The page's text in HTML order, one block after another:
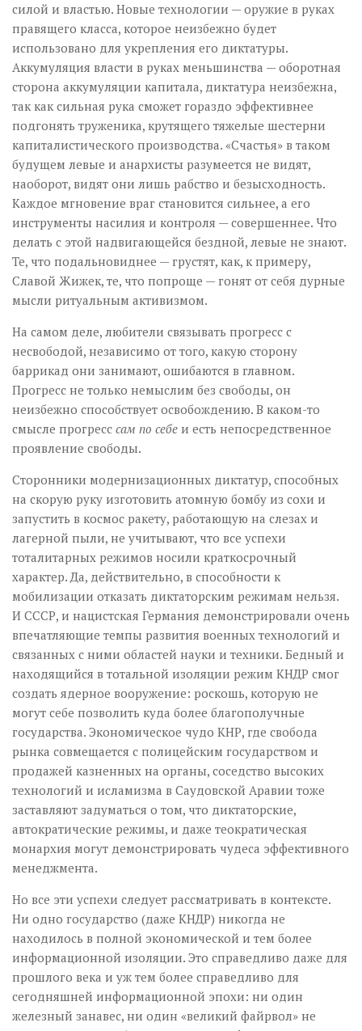
силой и властью. Новые технологии — оружие в руках
правящего класса, которое неизбежно будет
использовано для укрепления его диктатуры.
Аккумуляция власти в руках меньшинства — оборотная
сторона аккумуляции капитала, диктатура неизбежна,
так как сильная рука сможет гораздо эффективнее
подгонять труженика, крутящего тяжелые шестерни
капиталистического производства. «Счастья» в таком
будущем левые и анархисты разумеется не видят,
наоборот, видят они лишь рабство и безысходность.
Каждое мгновение враг становится сильнее, а его
инструменты насилия и контроля — совершеннее. Что
делать с этой надвигающейся бездной, левые не знают.
Те, что подальновиднее — грустят, как, к примеру,
Славой Жижек, те, что попроще — гонят от себя дурные
мысли ритуальным активизмом.
На самом деле, любители связывать прогресс с
несвободой, независимо от того, какую сторону
баррикад они занимают, ошибаются в главном.
Прогресс не только немыслим без свободы, он
неизбежно способствует освобождению. В каком-то
смысле прогресс сам по себе и есть непосредственное
проявление свободы.
Сторонники модернизационных диктатур, способных
на скорую руку изготовить атомную бомбу из сохи и
запустить в космос ракету, работающую на слезах и
лагерной пыли, не учитывают, что все успехи
тоталитарных режимов носили краткосрочный
характер. Да, действительно, в способности к
мобилизации отказать диктаторским режимам нельзя.
И СССР, и нацистская Германия демонстрировали очень
впечатляющие темпы развития военных технологий и
связанных с ними областей науки и техники. Бедный и
находящийся в тотальной изоляции режим КНДР смог
создать ядерное вооружение: роскошь, которую не
могут себе позволить куда более благополучные
государства. Экономическое чудо КНР, где свобода
рынка совмещается с полицейским государством и
продажей казненных на органы, соседство высоких
технологий и исламизма в Саудовской Аравии тоже
заставляют задуматься о том, что диктаторские,
автократические режимы, и даже теократическая
монархия могут демонстрировать чудеса эффективного
менеджмента.
Но все эти успехи следует рассматривать в контексте.
Ни одно государство (даже КНДР) никогда не
находилось в полной экономической и тем более
информационной изоляции. Это справедливо даже для
прошлого века и уж тем более справедливо для
сегодняшней информационной эпохи: ни один
железный занавес, ни один «великий файрвол» не